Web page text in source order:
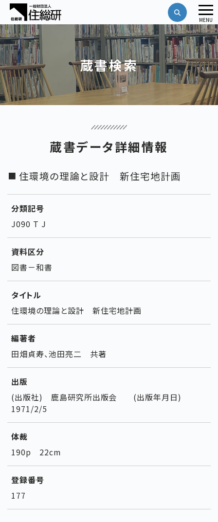
蔵書検索
蔵書データ詳細情報
住環境の理論と設計 新住宅地計画
分類記号
J090 T J
資料区分
図書－和書
タイトル
住環境の理論と設計 新住宅地計画
編著者
田畑貞寿、池田亮二 共著
出版
(出版社) 鹿島研究所出版会 (出版年月日)
1971/2/5
体裁
190p 22cm
登録番号
177
メ
ニ
ュ
ー
MENU